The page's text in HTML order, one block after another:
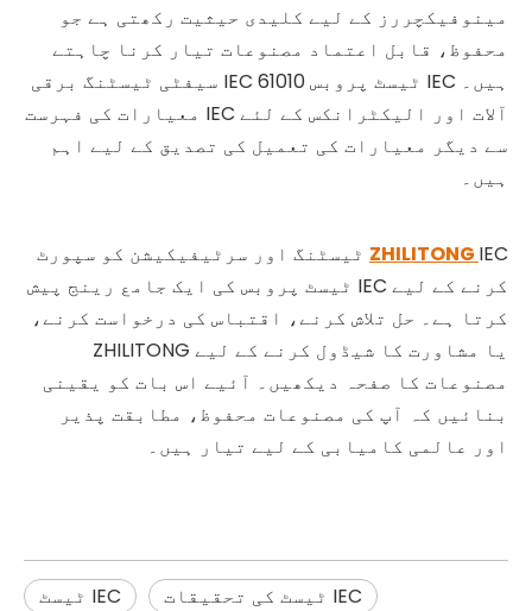
مینوفیکچررز کے لیے کلیدی حیثیت رکھتی ہے جو
محفوظ، قابل اعتماد مصنوعات تیار کرنا چاہتے
ہیں۔ IEC ٹیسٹ پروبس IEC 61010 سیفٹی ٹیسٹنگ برقی
آلات اور الیکٹرانکس کے لئے IEC معیارات کی فہرست
سے دیگر معیارات کی تعمیل کی تصدیق کے لیے اہم
ہیں۔
ZHILITONG IEC ٹیسٹنگ اور سرٹیفیکیشن کو سپورٹ
کرنے کے لیے IEC ٹیسٹ پروبس کی ایک جامع رینج پیش
کرتا ہے۔ حل تلاش کرنے، اقتباس کی درخواست کرنے،
یا مشاورت کا شیڈول کرنے کے لیے ZHILITONG
مصنوعات کا صفحہ دیکھیں۔ آئیے اس بات کو یقینی
بنائیں کہ آپ کی مصنوعات محفوظ، مطابقت پذیر
اور عالمی کامیابی کے لیے تیار ہیں۔
IEC ٹیسٹ
IEC ٹیسٹ کی تحقیقات